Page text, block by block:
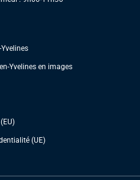
Yvelines en images
(UE)